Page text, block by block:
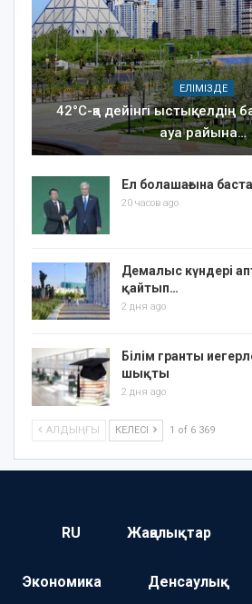
ЕЛІМІЗДЕ
42°C-қа дейінгі ыстық: елдің
ауа райына…
Ел болашағына
20 часов ago
Демалыс күндері
қайтып…
2 дня ago
Білім гранты
шықты
2 дня ago
АЛДЫҢҒЫ КЕЛЕСІ 1 of 6 369
RU Жаңалықтар
Экономика Денсаулық